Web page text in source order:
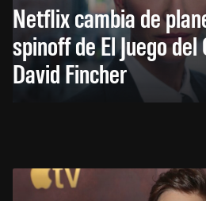
Netflix cambia de
spinoff de El Juego del
David Fincher